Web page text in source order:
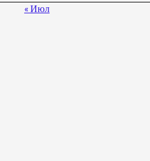
« Июл